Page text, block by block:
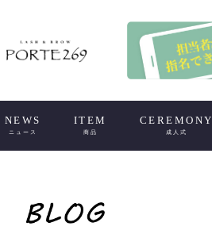
NEWS
ニュース
ITEM
商品
CEREMONY
成人式